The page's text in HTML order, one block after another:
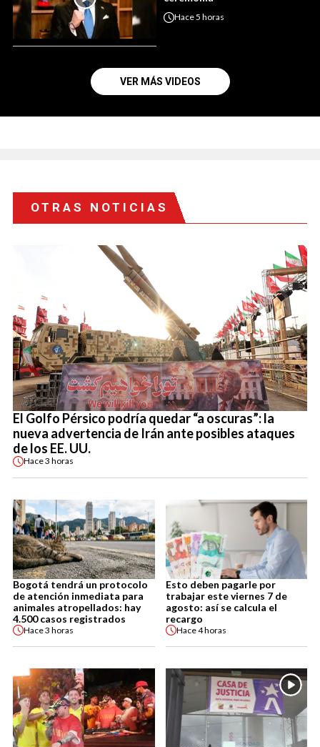
Hace5 horas
VER MÁS VIDEOS
OTRAS NOTICIAS
El Golfo Pérsico podría quedar “a oscuras”: la
nueva advertencia de Irán ante posibles ataques
de los EE. UU.
Hace3 horas
Bogotá tendrá un protocolo
de atención inmediata para
animales atropellados: hay
4.500 casos registrados
Hace3 horas
Esto deben pagarle por
trabajar este viernes 7 de
agosto: así se calcula el
recargo
Hace4 horas